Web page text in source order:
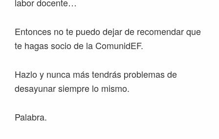
Entonces no te puedo dejar de recomendar que
te hagas socio de la ComunidEF.
Hazlo y nunca más tendrás problemas de
desayunar siempre lo mismo.
Palabra.